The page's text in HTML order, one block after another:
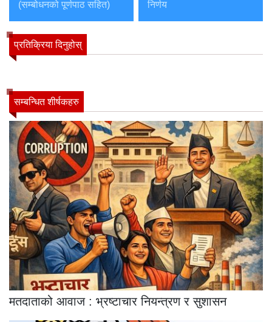
(सम्बोधनको पूर्णपाठ सहित)
निर्णय
प्रतिक्रिया दिनुहोस्
सम्बन्धित शीर्षकहरु
मतदाताको आवाज : भ्रष्टाचार नियन्त्रण र सुशासन